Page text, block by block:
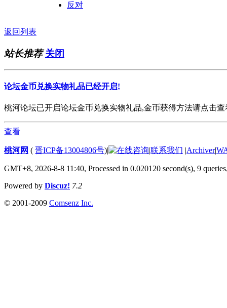
反对
返回列表
站长推荐 关闭
论坛金币兑换实物礼品已经开启!
桃河论坛已开启论坛金币兑换实物礼品,金币获得方法请点击
查看
桃河网 ( 晋ICP备13004806号)| |联系我们 |Archiver|
GMT+8, 2026-8-8 11:40, Processed in 0.020120 second(s), 9
Powered by Discuz! 7.2
© 2001-2009 Comsenz Inc.